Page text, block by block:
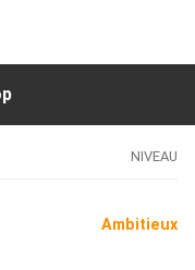
NIVEAU
Ambitieux